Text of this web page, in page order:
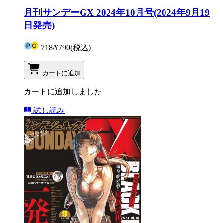
月刊サンデーGX 2024年10月号(2024年9月19
日発売)
718/¥790(税込)
カートに追加
カートに追加しました
試し読み